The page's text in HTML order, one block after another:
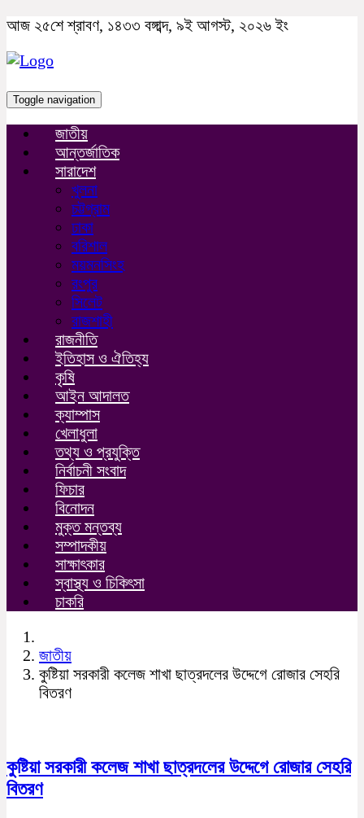
আজ ২৫শে শ্রাবণ, ১৪৩৩ বঙ্গাব্দ, ৯ই আগস্ট, ২০২৬ ইং
Toggle navigation
জাতীয়
আন্তর্জাতিক
সারাদেশ
খুলনা
চট্টগ্রাম
ঢাকা
বরিশাল
ময়মনসিংহ
রংপুর
সিলেট
রাজশাহী
রাজনীতি
ইতিহাস ও ঐতিহ্য
কৃষি
আইন আদালত
ক্যাম্পাস
খেলাধুলা
তথ্য ও প্রযুক্তি
নির্বাচনী সংবাদ
ফিচার
বিনোদন
মুক্ত মন্তব্য
সম্পাদকীয়
সাক্ষাৎকার
স্বাস্থ্য ও চিকিৎসা
চাকরি
জাতীয়
কুষ্টিয়া সরকারী কলেজ শাখা ছাত্রদলের উদ্দেগে রোজার সেহরি
বিতরণ
কুষ্টিয়া সরকারী কলেজ শাখা ছাত্রদলের উদ্দেগে রোজার সেহরি
বিতরণ